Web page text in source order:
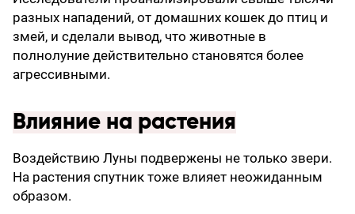
разных нападений, от домашних кошек до птиц и
змей, и сделали вывод, что животные в
полнолуние действительно становятся более
агрессивными.
Влияние на растения
Воздействию Луны подвержены не только звери.
На растения спутник тоже влияет неожиданным
образом.